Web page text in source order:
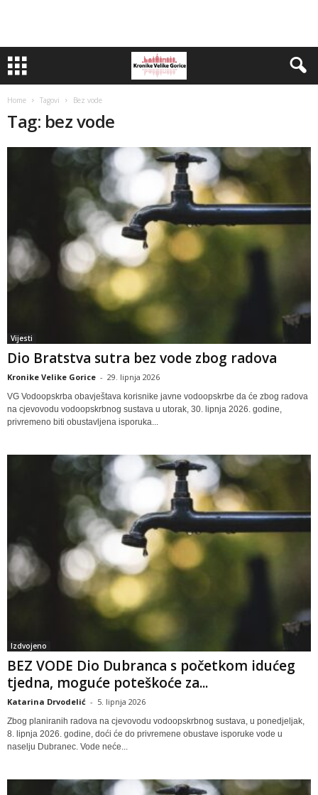
Home Tagovi Bez vode
Tag: bez vode
Vijesti
Dio Bratstva sutra bez vode zbog radova
Kronike Velike Gorice - 29. lipnja 2026
VG Vodoopskrba obavještava korisnike javne vodoopskrbe da će zbog radova
na cjevovodu vodoopskrbnog sustava u utorak, 30. lipnja 2026. godine,
privremeno biti obustavljena isporuka...
Izdvojeno
BEZ VODE Dio Dubranca s početkom idućeg
tjedna, moguće poteškoće za...
Katarina Drvodelić - 5. lipnja 2026
Zbog planiranih radova na cjevovodu vodoopskrbnog sustava, u ponedjeljak,
8. lipnja 2026. godine, doći će do privremene obustave isporuke vode u
naselju Dubranec. Vode neće...